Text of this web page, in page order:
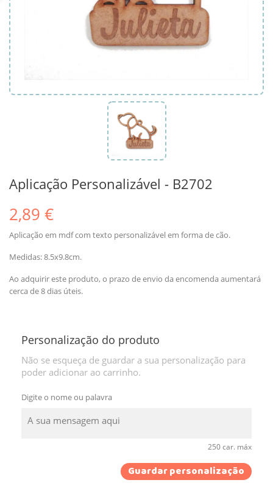
Aplicação Personalizável - B2702
2,89 €
Aplicação em mdf com texto personalizável em forma de cão.
Medidas: 8.5x9.8cm.
Ao adquirir este produto, o prazo de envio da encomenda aumentará
cerca de 8 dias úteis.
Personalização do produto
Não se esqueça de guardar a sua personalização para
poder adicionar ao carrinho.
Digite o nome ou palavra
250 car. máx
Guardar personalização